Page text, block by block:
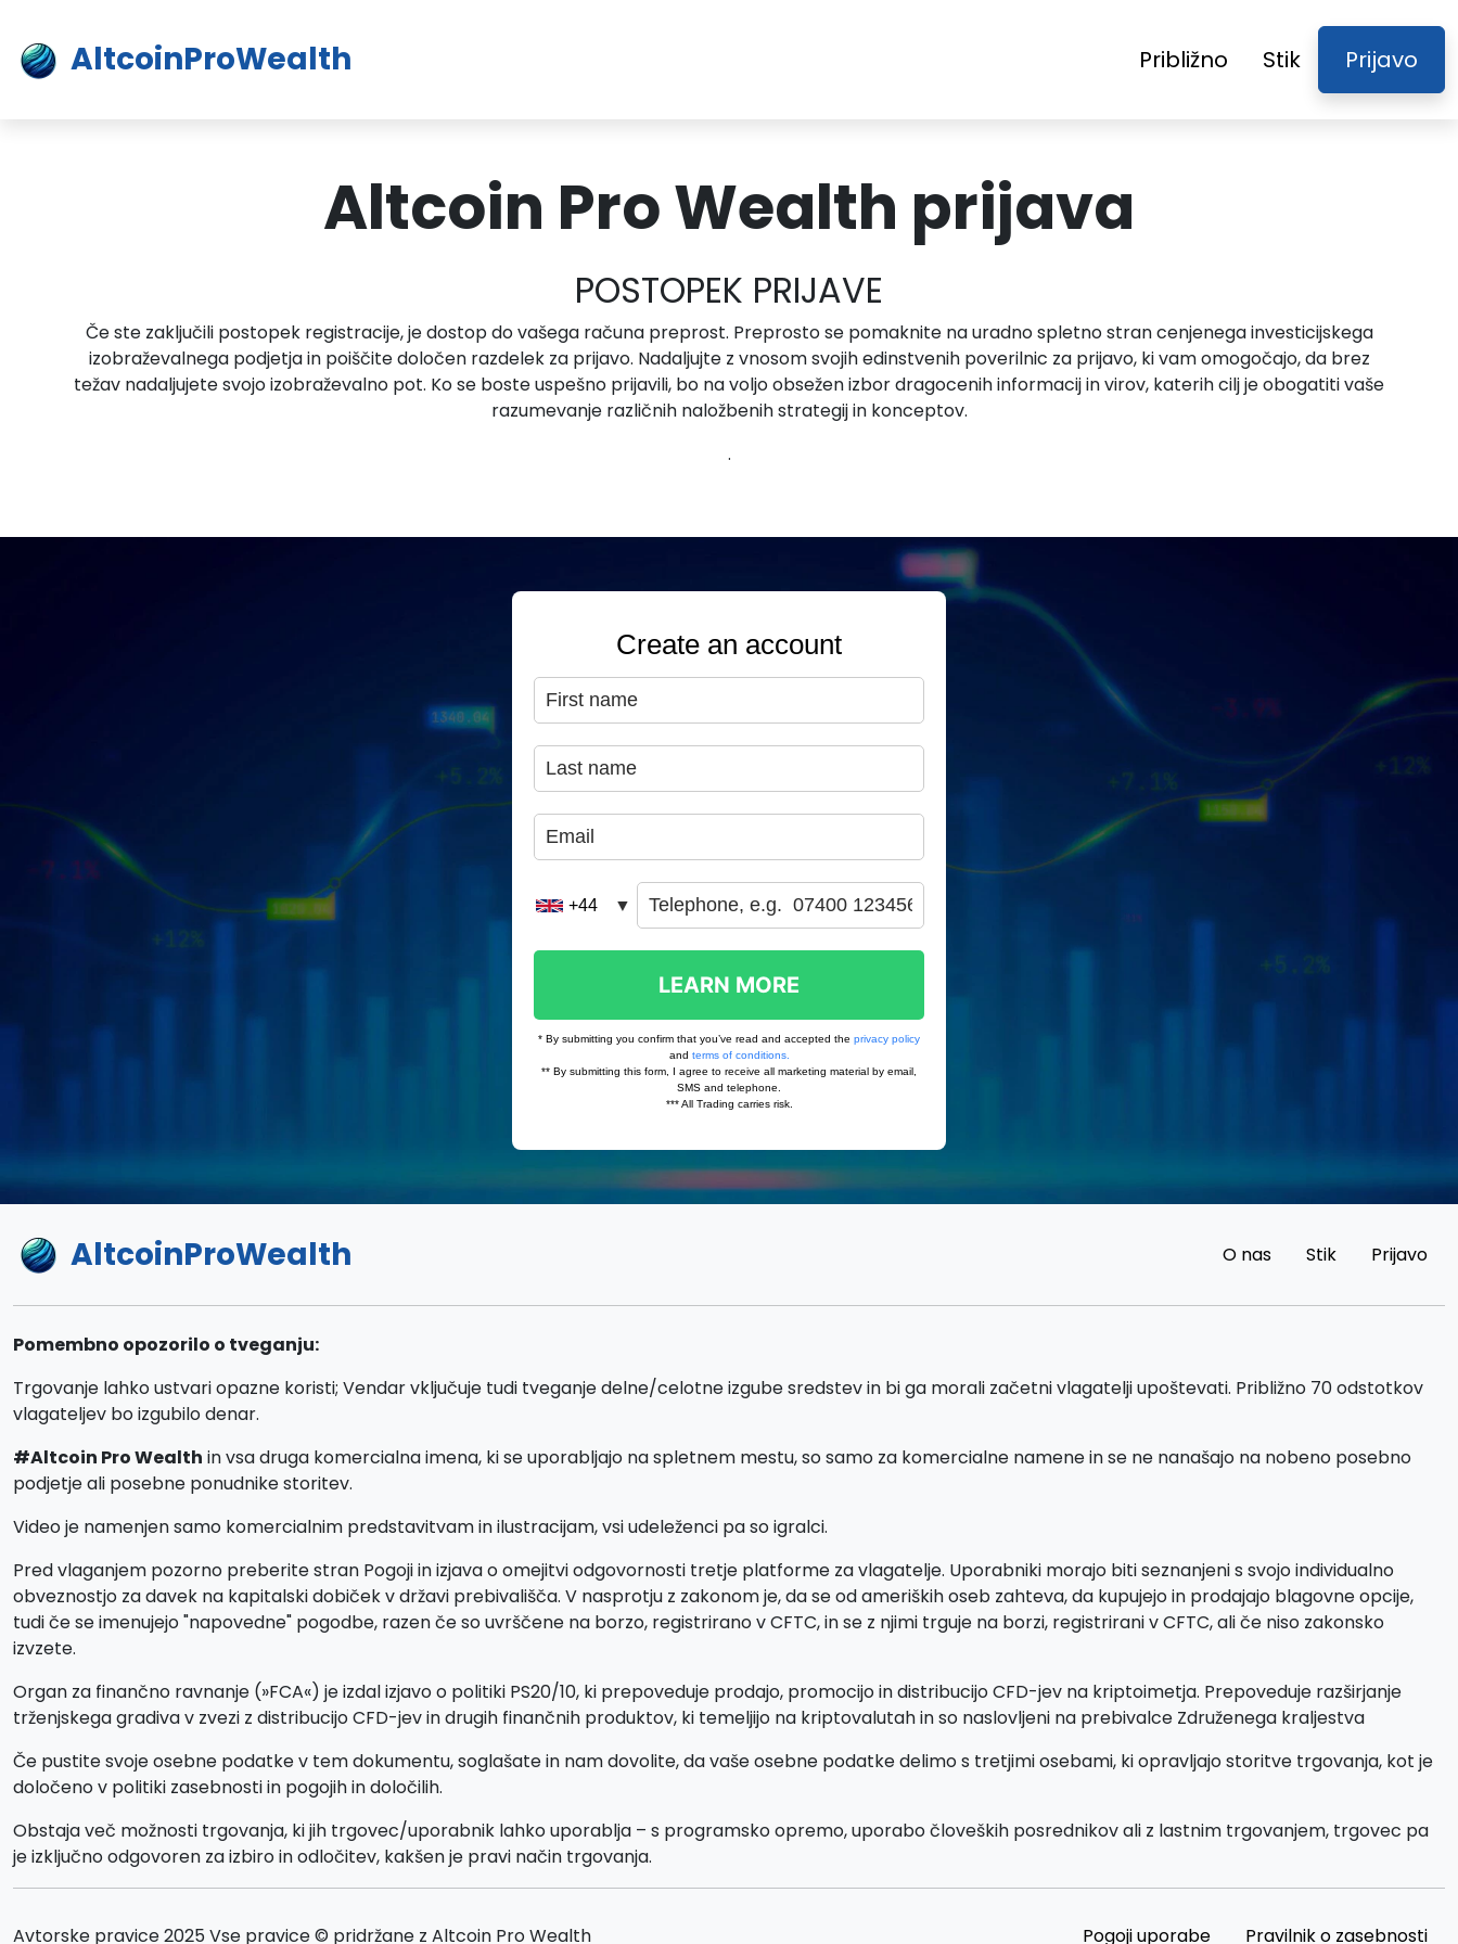
AltcoinProWealth Približno Stik Prijavo
Altcoin Pro Wealth prijava
POSTOPEK PRIJAVE
Če ste zaključili postopek registracije, je dostop do vašega računa preprost. Preprosto se pomaknite na uradno spletno stran cenjenega investicijskega
izobraževalnega podjetja in poiščite določen razdelek za prijavo. Nadaljujte z vnosom svojih edinstvenih poverilnic za prijavo, ki vam omogočajo, da brez
težav nadaljujete svojo izobraževalno pot. Ko se boste uspešno prijavili, bo na voljo obsežen izbor dragocenih informacij in virov, katerih cilj je obogatiti vaše
razumevanje različnih naložbenih strategij in konceptov.
.
AltcoinProWealth O nas Stik Prijavo
Pomembno opozorilo o tveganju:
Trgovanje lahko ustvari opazne koristi; Vendar vključuje tudi tveganje delne/celotne izgube sredstev in bi ga morali začetni vlagatelji upoštevati. Približno 70 odstotkov
vlagateljev bo izgubilo denar.
#Altcoin Pro Wealth in vsa druga komercialna imena, ki se uporabljajo na spletnem mestu, so samo za komercialne namene in se ne nanašajo na nobeno posebno
podjetje ali posebne ponudnike storitev.
Video je namenjen samo komercialnim predstavitvam in ilustracijam, vsi udeleženci pa so igralci.
Pred vlaganjem pozorno preberite stran Pogoji in izjava o omejitvi odgovornosti tretje platforme za vlagatelje. Uporabniki morajo biti seznanjeni s svojo individualno
obveznostjo za davek na kapitalski dobiček v državi prebivališča. V nasprotju z zakonom je, da se od ameriških oseb zahteva, da kupujejo in prodajajo blagovne opcije,
tudi če se imenujejo "napovedne" pogodbe, razen če so uvrščene na borzo, registrirano v CFTC, in se z njimi trguje na borzi, registrirani v CFTC, ali če niso zakonsko
izvzete.
Organ za finančno ravnanje (»FCA«) je izdal izjavo o politiki PS20/10, ki prepoveduje prodajo, promocijo in distribucijo CFD-jev na kriptoimetja. Prepoveduje razširjanje
trženjskega gradiva v zvezi z distribucijo CFD-jev in drugih finančnih produktov, ki temeljijo na kriptovalutah in so naslovljeni na prebivalce Združenega kraljestva
Če pustite svoje osebne podatke v tem dokumentu, soglašate in nam dovolite, da vaše osebne podatke delimo s tretjimi osebami, ki opravljajo storitve trgovanja, kot je
določeno v politiki zasebnosti in pogojih in določilih.
Obstaja več možnosti trgovanja, ki jih trgovec/uporabnik lahko uporablja – s programsko opremo, uporabo človeških posrednikov ali z lastnim trgovanjem, trgovec pa
je izključno odgovoren za izbiro in odločitev, kakšen je pravi način trgovanja.
Avtorske pravice 2025 Vse pravice © pridržane z Altcoin Pro Wealth Pogoji uporabe Pravilnik o zasebnosti